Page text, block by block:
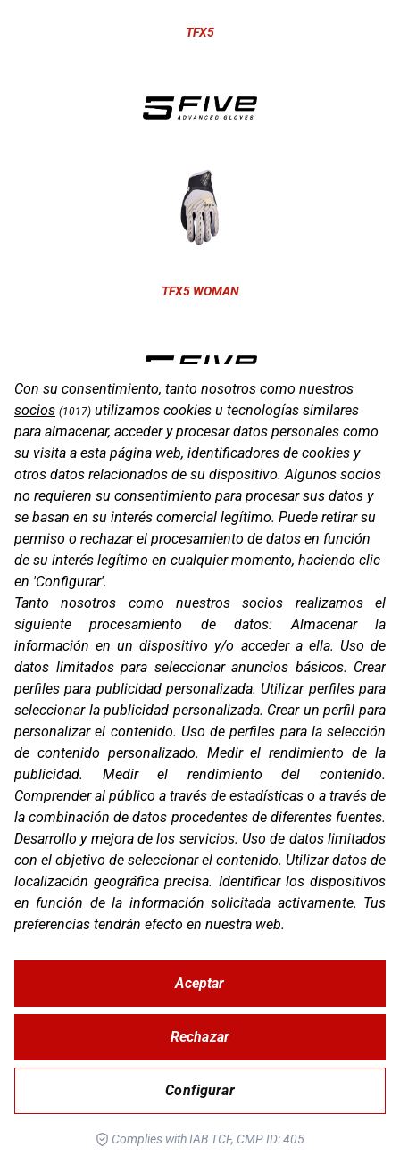
TFX5
TFX5 WOMAN
RSC EVO
STUNT EVO 2
Con su consentimiento, tanto nosotros como nuestros
socios (1017) utilizamos cookies u tecnologías similares
para almacenar, acceder y procesar datos personales como
su visita a esta página web, identificadores de cookies y
otros datos relacionados de su dispositivo. Algunos socios
no requieren su consentimiento para procesar sus datos y
se basan en su interés comercial legítimo. Puede retirar su
permiso o rechazar el procesamiento de datos en función
de su interés legítimo en cualquier momento, haciendo clic
en 'Configurar'.
Tanto nosotros como nuestros socios realizamos el
siguiente procesamiento de datos:Almacenar la
información en un dispositivo y/o acceder a ella. Uso de
datos limitados para seleccionar anuncios básicos. Crear
perfiles para publicidad personalizada.Utilizar perfiles para
seleccionar la publicidad personalizada. Crear un perfil para
personalizar el contenido. Uso de perfiles para la selección
de contenido personalizado. Medir el rendimiento de la
publicidad. Medir el rendimiento del contenido.
Comprender al público a través de estadísticas o a través de
la combinación de datos procedentes de diferentes fuentes.
Desarrollo y mejora de los servicios.Uso de datos limitados
con el objetivo de seleccionar el contenido. Utilizar datos de
localización geográfica precisa. Identificar los dispositivos
en función de la información solicitada activamente. Tus
preferencias tendrán efecto en nuestra web.
Configurar
Rechazar
Aceptar
Complies with IAB TCF, CMP ID: 405